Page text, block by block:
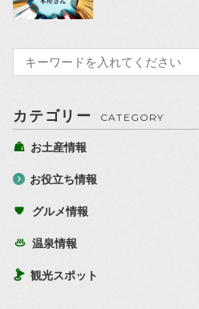
検索
カテゴリー CATEGORY
お土産情報
お役立ち情報
グルメ情報
温泉情報
観光スポット